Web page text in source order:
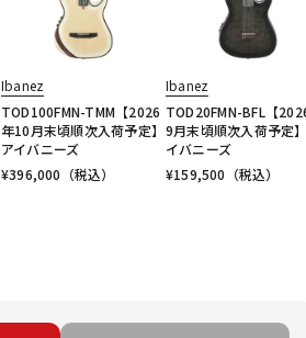
Ibanez
TOD100FMN-TMM【2026
年10月末頃順次入荷予定】
アイバニーズ
¥396,000 （税込）
Ibanez
TOD20FMN-BFL【
9月末頃順次入荷予定
イバニーズ
¥159,500 （税込）